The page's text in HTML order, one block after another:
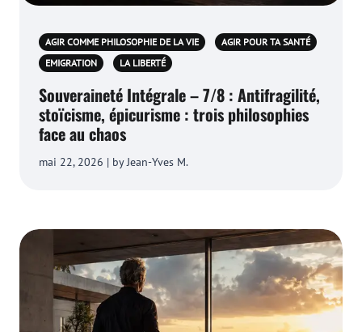
AGIR COMME PHILOSOPHIE DE LA VIE
AGIR POUR TA SANTÉ
EMIGRATION
LA LIBERTÉ
Souveraineté Intégrale – 7/8 : Antifragilité,
stoïcisme, épicurisme : trois philosophies
face au chaos
mai 22, 2026 | by Jean-Yves M.